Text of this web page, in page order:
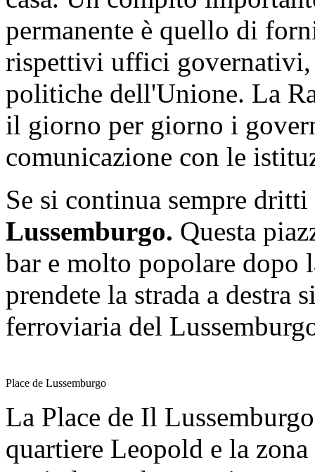
permanente è quello di
rispettivi uffici governativi,
politiche dell'Unione. La
il giorno per giorno i
comunicazione con le
Se si continua sempre
Lussemburgo. Questa
bar e molto popolare
prendete la strada a destra
ferroviaria del
Place de Lussemburgo
La Place de Il
quartiere Leopold e la